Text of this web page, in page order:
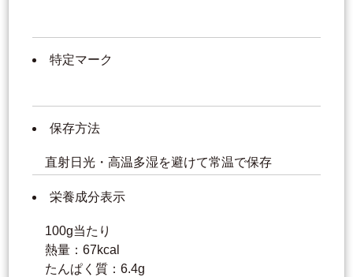
特定マーク
保存方法
直射日光・高温多湿を避けて常温で保存
栄養成分表示
100g当たり
熱量：67kcal
たんぱく質：6.4g